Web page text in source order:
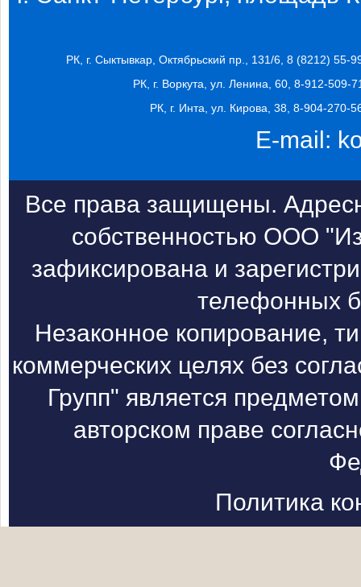
РК, г. Сыктывкар, Октябрьский пр., 131/6, 8 (8212) 55-
РК, г. Воркута, ул. Ленина, 60, 8-912-509-
РК, г. Инта, ул. Кирова, 38, 8-904-270-
E-mail:
Все права защищены.
собственностью ООО
зафиксирована и
телефонных
Незаконное копирование,
коммерческих целях без
Групп" является
авторском праве
Политика